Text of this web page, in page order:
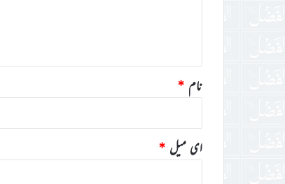
نام *
ای میل *